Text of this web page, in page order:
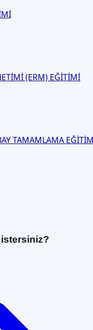
(ERM) EĞİTİMİ
TAMAMLAMA